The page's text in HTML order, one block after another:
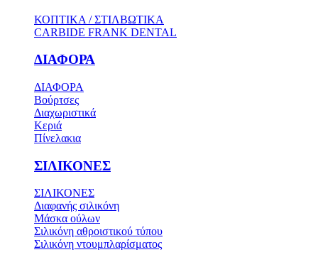
ΚΟΠΤΙΚΑ / ΣΤΙΛΒΩΤΙΚΑ
CARBIDE FRANK DENTAL
ΔΙΑΦΟΡΑ
ΔΙΑΦΟΡΑ
Βούρτσες
Διαχωριστικά
Κεριά
Πίνελακια
ΣΙΛΙΚΟΝΕΣ
ΣΙΛΙΚΟΝΕΣ
Διαφανής σιλικόνη
Μάσκα ούλων
Σιλικόνη αθροιστικού τύπου
Σιλικόνη ντουμπλαρίσματος